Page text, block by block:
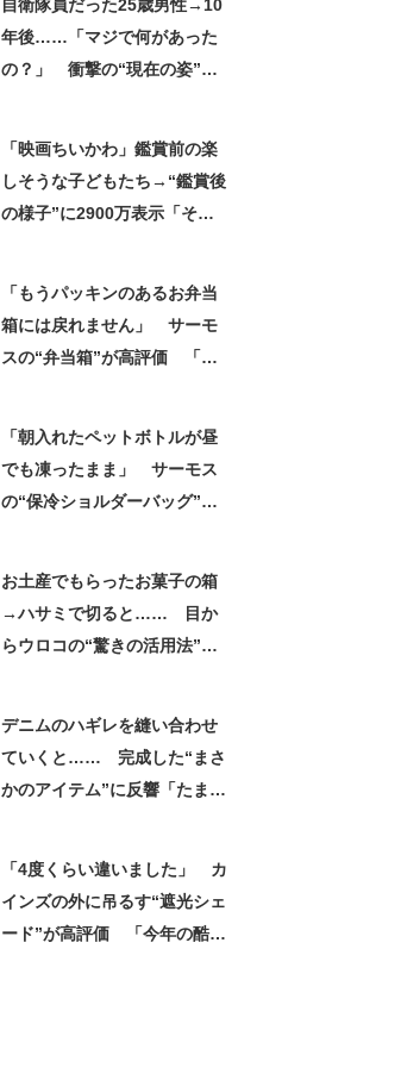
自衛隊員だった25歳男性→10
年後……「マジで何があった
の？」 衝撃の“現在の姿”が
「映画ちいかわ」鑑賞前の楽
しそうな子どもたち→“鑑賞後
の様子”に2900万表示「そう
「もうパッキンのあるお弁当
箱には戻れません」 サーモ
スの“弁当箱”が高評価 「想
「朝入れたペットボトルが昼
でも凍ったまま」 サーモス
の“保冷ショルダーバッグ”が
お土産でもらったお菓子の箱
→ハサミで切ると…… 目か
らウロコの“驚きの活用法”に
デニムのハギレを縫い合わせ
ていくと…… 完成した“まさ
かのアイテム”に反響「たまら
「4度くらい違いました」 カ
インズの外に吊るす“遮光シェ
ード”が高評価 「今年の酷暑